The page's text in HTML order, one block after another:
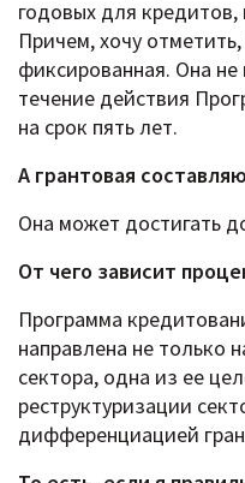
годовых для кредитов,
Причем, хочу
фиксированная. Она
течение действия
на срок пять лет.
А грантовая
Она может достигать
От чего зависит
Программа
направлена не только
сектора, одна из ее
реструктуризации
дифференциацией